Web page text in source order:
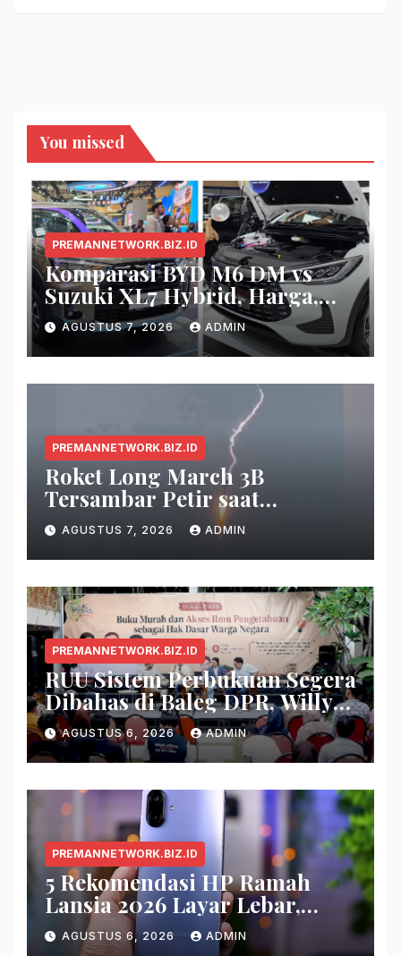
You missed
PREMANNETWORK.BIZ.ID
Komparasi BYD M6 DM vs
Suzuki XL7 Hybrid, Harga,
Fitur, dan Seberapa Irit?
AGUSTUS 7, 2026 ADMIN
PREMANNETWORK.BIZ.ID
Roket Long March 3B
Tersambar Petir saat
Meluncur, Misi Tetap Berhasil
AGUSTUS 7, 2026 ADMIN
PREMANNETWORK.BIZ.ID
RUU Sistem Perbukuan Segera
Dibahas di Baleg DPR, Willy
Aditya: Buku Itu Makanan
Otak
AGUSTUS 6, 2026 ADMIN
PREMANNETWORK.BIZ.ID
5 Rekomendasi HP Ramah
Lansia 2026 Layar Lebar,
Menu Simpel, dan Baterai
Awet
AGUSTUS 6, 2026 ADMIN